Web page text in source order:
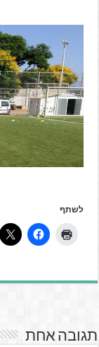
לשתף
תגובה אחת